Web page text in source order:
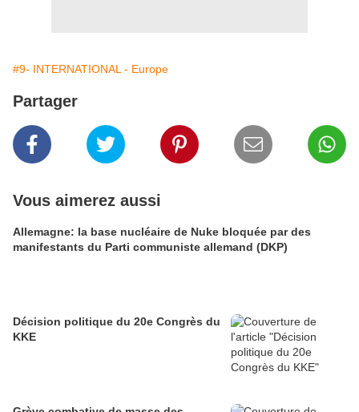
#9- INTERNATIONAL - Europe
Partager
Vous aimerez aussi
Allemagne: la base nucléaire de Nuke bloquée par des
manifestants du Parti communiste allemand (DKP)
Décision politique du 20e Congrès du
KKE